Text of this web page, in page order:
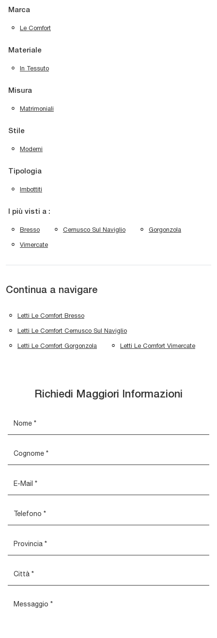
Marca
Le Comfort
Materiale
In Tessuto
Misura
Matrimoniali
Stile
Moderni
Tipologia
Imbottiti
I più visti a :
Bresso Cernusco Sul Naviglio Gorgonzola
Vimercate
Continua a navigare
Letti Le Comfort Bresso
Letti Le Comfort Cernusco Sul Naviglio
Letti Le Comfort Gorgonzola Letti Le Comfort Vimercate
Richiedi Maggiori Informazioni